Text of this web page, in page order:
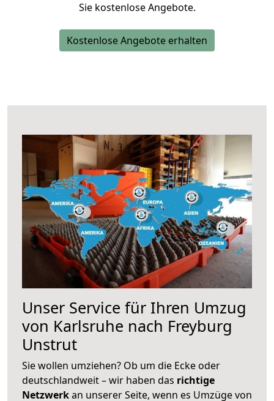
Sie kostenlose Angebote.
Kostenlose Angebote erhalten
Unser Service für Ihren Umzug
von Karlsruhe nach Freyburg
Unstrut
Sie wollen umziehen? Ob um die Ecke oder
deutschlandweit – wir haben das richtige
Netzwerkan unserer Seite, wenn es Umzüge von